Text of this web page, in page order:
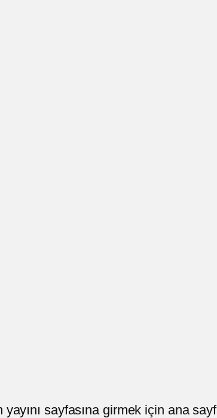
yayını sayfasına girmek için ana